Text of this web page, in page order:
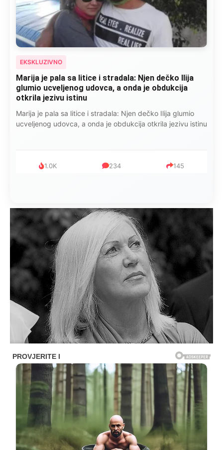
EKSKLUZIVNO
Marija je pala sa litice i stradala: Njen dečko Ilija
glumio ucveljenog udovca, a onda je obdukcija
otkrila jezivu istinu
Marija je pala sa litice i stradala: Njen dečko Ilija glumio
ucveljenog udovca, a onda je obdukcija otkrila jezivu istinu
1.0K 234 145